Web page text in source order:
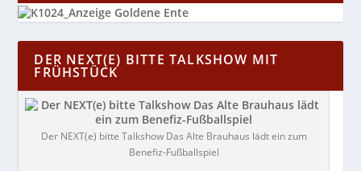
DER NEXT(E) BITTE TALKSHOW MIT
FRÜHSTÜCK
Der NEXT(e) bitte Talkshow Das Alte Brauhaus lädt ein zum
Benefiz-Fußballspiel